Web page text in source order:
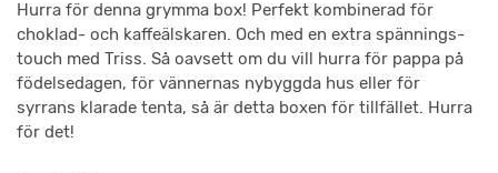
Hurra för denna grymma box! Perfekt kombinerad för
choklad- och kaffeälskaren. Och med en extra spännings-
touch med Triss. Så oavsett om du vill hurra för pappa på
födelsedagen, för vännernas nybyggda hus eller för
syrrans klarade tenta, så är detta boxen för tillfället. Hurra
för det!